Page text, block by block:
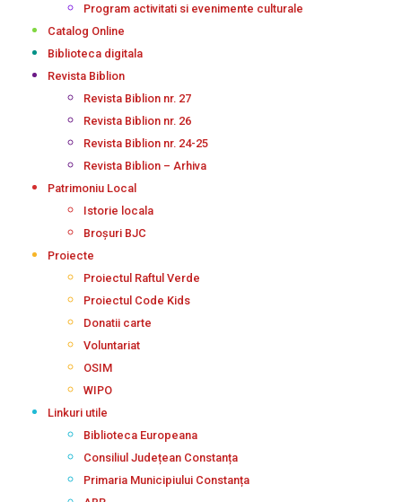
Program activitati si evenimente culturale
Catalog Online
Biblioteca digitala
Revista Biblion
Revista Biblion nr. 27
Revista Biblion nr. 26
Revista Biblion nr. 24-25
Revista Biblion – Arhiva
Patrimoniu Local
Istorie locala
Broșuri BJC
Proiecte
Proiectul Raftul Verde
Proiectul Code Kids
Donatii carte
Voluntariat
OSIM
WIPO
Linkuri utile
Biblioteca Europeana
Consiliul Județean Constanța
Primaria Municipiului Constanța